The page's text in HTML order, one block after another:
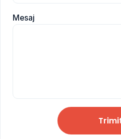
Mesaj